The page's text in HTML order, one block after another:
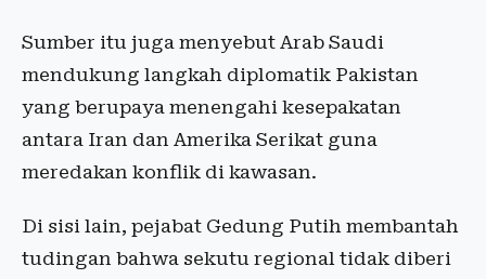
Sumber itu juga menyebut Arab Saudi
mendukung langkah diplomatik Pakistan
yang berupaya menengahi kesepakatan
antara Iran dan Amerika Serikat guna
meredakan konflik di kawasan.
Di sisi lain, pejabat Gedung Putih membantah
tudingan bahwa sekutu regional tidak diberi